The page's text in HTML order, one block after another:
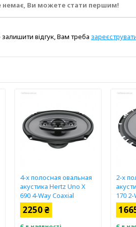
немає, Ви можете стати першим!
відгук, Вам треба
4-х полосная овальная
акустика Hertz Uno X
690 4-Way Coaxial
2250 ₴
2-х
170